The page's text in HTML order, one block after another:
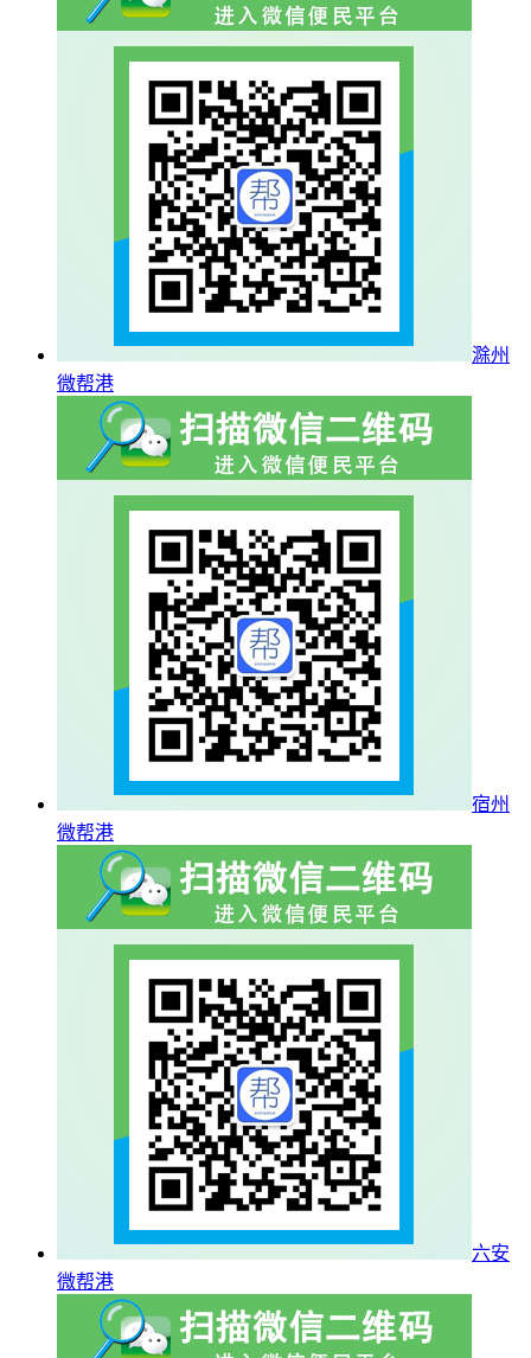
滁州
微帮港
宿州
微帮港
六安
微帮港